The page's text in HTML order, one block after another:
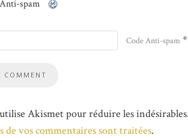
Code Anti-spam *
Akismet pour réduire les indésirables.
de vos commentaires sont traitées.